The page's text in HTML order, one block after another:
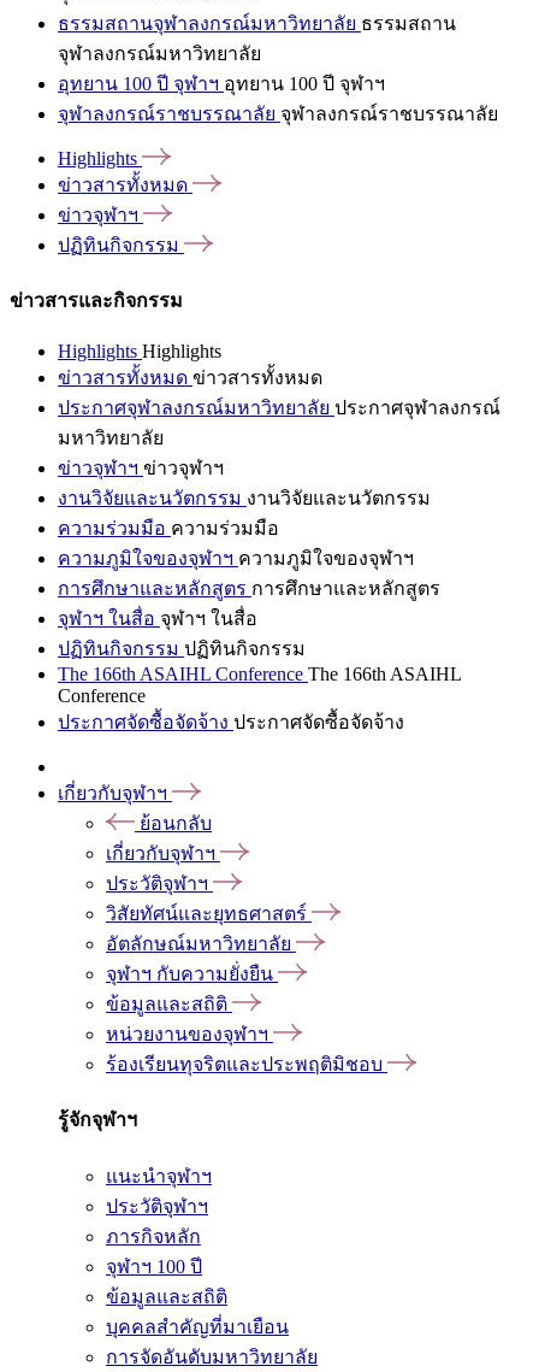
ธรรมสถานจุฬาลงกรณ์มหาวิทยาลัย ธรรมสถาน
จุฬาลงกรณ์มหาวิทยาลัย
อุทยาน 100 ปี จุฬาฯ อุทยาน 100 ปี จุฬาฯ
จุฬาลงกรณ์ราชบรรณาลัย จุฬาลงกรณ์ราชบรรณาลัย
Highlights
ข่าวสารทั้งหมด
ข่าวจุฬาฯ
ปฏิทินกิจกรรม
ข่าวสารและกิจกรรม
Highlights Highlights
ข่าวสารทั้งหมด ข่าวสารทั้งหมด
ประกาศจุฬาลงกรณ์มหาวิทยาลัย ประกาศจุฬาลงกรณ์
มหาวิทยาลัย
ข่าวจุฬาฯ ข่าวจุฬาฯ
งานวิจัยและนวัตกรรม งานวิจัยและนวัตกรรม
ความร่วมมือ ความร่วมมือ
ความภูมิใจของจุฬาฯ ความภูมิใจของจุฬาฯ
การศึกษาและหลักสูตร การศึกษาและหลักสูตร
จุฬาฯ ในสื่อ จุฬาฯ ในสื่อ
ปฏิทินกิจกรรม ปฏิทินกิจกรรม
The 166th ASAIHL Conference The 166th ASAIHL
Conference
ประกาศจัดซื้อจัดจ้าง ประกาศจัดซื้อจัดจ้าง
เกี่ยวกับจุฬาฯ
ย้อนกลับ
เกี่ยวกับจุฬาฯ
ประวัติจุฬาฯ
วิสัยทัศน์และยุทธศาสตร์
อัตลักษณ์มหาวิทยาลัย
จุฬาฯ กับความยั่งยืน
ข้อมูลและสถิติ
หน่วยงานของจุฬาฯ
ร้องเรียนทุจริตและประพฤติมิชอบ
รู้จักจุฬาฯ
แนะนำจุฬาฯ
ประวัติจุฬาฯ
ภารกิจหลัก
จุฬาฯ 100 ปี
ข้อมูลและสถิติ
บุคคลสำคัญที่มาเยือน
การจัดอันดับมหาวิทยาลัย